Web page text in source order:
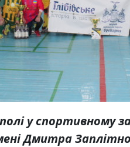
у спортивному
Дмитра